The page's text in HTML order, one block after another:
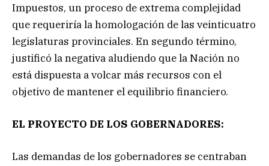
Impuestos, un proceso de extrema complejidad
que requeriría la homologación de las veinticuatro
legislaturas provinciales. En segundo término,
justificó la negativa aludiendo que la Nación no
está dispuesta a volcar más recursos con el
objetivo de mantener el equilibrio financiero.
EL PROYECTO DE LOS GOBERNADORES:
Las demandas de los gobernadores se centraban